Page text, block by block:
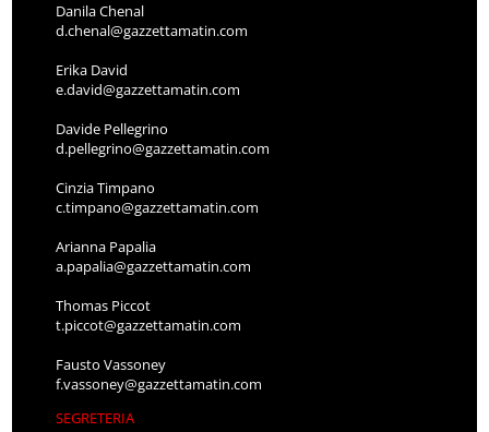
Danila Chenal
d.chenal@gazzettamatin.com
Erika David
e.david@gazzettamatin.com
Davide Pellegrino
d.pellegrino@gazzettamatin.com
Cinzia Timpano
c.timpano@gazzettamatin.com
Arianna Papalia
a.papalia@gazzettamatin.com
Thomas Piccot
t.piccot@gazzettamatin.com
Fausto Vassoney
f.vassoney@gazzettamatin.com
SEGRETERIA